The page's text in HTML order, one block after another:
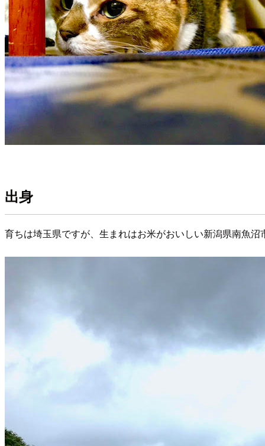
出身
育ちは埼玉県ですが、生まれはお米がおいしい新潟県南魚沼